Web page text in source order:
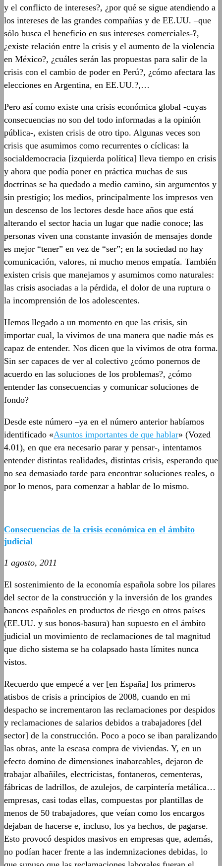
y el conflicto de intereses?, ¿por qué se sigue atendiendo a
los intereses de las grandes compañías y de EE.UU. –que
sólo busca el beneficio en sus intereses comerciales-?,
¿existe relación entre la crisis y el aumento de la violencia
en México?, ¿cuáles serán las propuestas para salir de la
crisis con el cambio de poder en Perú?, ¿cómo afectara las
elecciones en Argentina, en EE.UU.?,…
Pero así como existe una crisis económica global -cuyas
consecuencias no son del todo informadas a la opinión
pública-, existen crisis de otro tipo. Algunas veces son
crisis que asumimos como recurrentes o cíclicas: la
socialdemocracia [izquierda política] lleva tiempo en crisis
y ahora que podía poner en práctica muchas de sus
doctrinas se ha quedado a medio camino, sin argumentos y
sin prestigio; los medios, principalmente los impresos ven
un descenso de los lectores desde hace años que está
alterando el sector hacia un lugar que nadie conoce; las
personas viven una constante invasión de mensajes donde
es mejor “tener” en vez de “ser”; en la sociedad no hay
comunicación, valores, ni mucho menos empatía. También
existen crisis que manejamos y asumimos como naturales:
las crisis asociadas a la pérdida, el dolor de una ruptura o
la incomprensión de los adolescentes.
Hemos llegado a un momento en que las crisis, sin
importar cual, la vivimos de una manera que nadie más es
capaz de entender. Nos dicen que la vivimos de otra forma.
Sin ser capaces de ver al colectivo ¿cómo ponernos de
acuerdo en las soluciones de los problemas?, ¿cómo
entender las consecuencias y comunicar soluciones de
fondo?
Desde este número –ya en el número anterior habíamos
identificado «Asuntos importantes de que hablar» (Vozed
4.01), en que era necesario parar y pensar-, intentamos
entender distintas realidades, distintas crisis, esperando que
no sea demasiado tarde para encontrar soluciones reales, o
por lo menos, para comenzar a hablar de lo mismo.
Consecuencias de la crisis económica en el ámbito
judicial
1 agosto, 2011
El sostenimiento de la economía española sobre los pilares
del sector de la construcción y la inversión de los grandes
bancos españoles en productos de riesgo en otros países
(EE.UU. y sus bonos-basura) han supuesto en el ámbito
judicial un movimiento de reclamaciones de tal magnitud
que dicho sistema se ha colapsado hasta límites nunca
vistos.
Recuerdo que empecé a ver [en España] los primeros
atisbos de crisis a principios de 2008, cuando en mi
despacho se incrementaron las reclamaciones por despidos
y reclamaciones de salarios debidos a trabajadores [del
sector] de la construcción. Poco a poco se iban paralizando
las obras, ante la escasa compra de viviendas. Y, en un
efecto domino de dimensiones inabarcables, dejaron de
trabajar albañiles, electricistas, fontaneros, cementeras,
fábricas de ladrillos, de azulejos, de carpintería metálica…
empresas, casi todas ellas, compuestas por plantillas de
menos de 50 trabajadores, que veían como los encargos
dejaban de hacerse e, incluso, los ya hechos, de pagarse.
Esto provocó despidos masivos en empresas que, además,
no podían hacer frente a las indemnizaciones debidas, lo